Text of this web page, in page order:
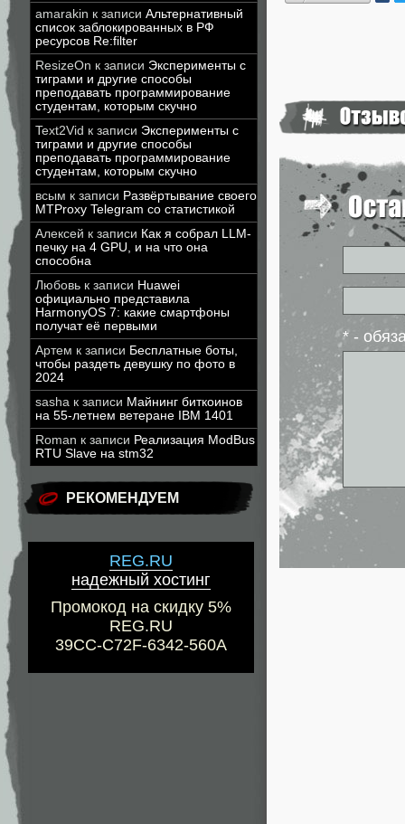
amarakin к записи Альтернативный
список заблокированных в РФ
ресурсов Re:filter
ResizeOn к записи Эксперименты с
тиграми и другие способы
преподавать программирование
студентам, которым скучно
Text2Vid к записи Эксперименты с
тиграми и другие способы
преподавать программирование
студентам, которым скучно
всым к записи Развёртывание своего
MTProxy Telegram со статистикой
Алексей к записи Как я собрал LLM-
печку на 4 GPU, и на что она
способна
Любовь к записи Huawei
официально представила
HarmonyOS 7: какие смартфоны
получат её первыми
Артем к записи Бесплатные боты,
чтобы раздеть девушку по фото в
2024
sasha к записи Майнинг биткоинов
на 55-летнем ветеране IBM 1401
Roman к записи Реализация ModBus
RTU Slave на stm32
РЕКОМЕНДУЕМ
REG.RU
надежный хостинг
Промокод на скидку 5%
REG.RU
39CC-C72F-6342-560A
* -